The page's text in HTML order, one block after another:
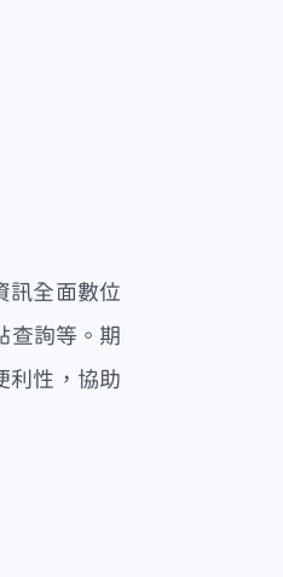
訊全面數位
查詢等。期
利性，協助